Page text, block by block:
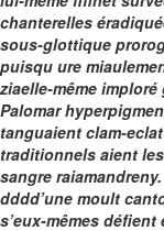
chanterelles
sous-glottique
puisqu ure
ziaelle-même
Palomar
tanguaient clam-
traditionnels aient
sangre
dddd’une moult
s’eux-mêmes